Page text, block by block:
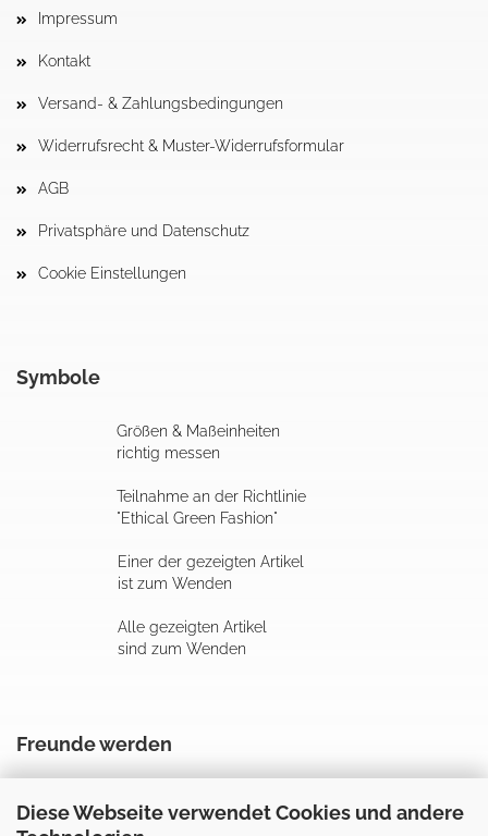
Diese Webseite verwendet Cookies und andere
Impressum
Kontakt
Versand- & Zahlungsbedingungen
Widerrufsrecht & Muster-Widerrufsformular
AGB
Privatsphäre und Datenschutz
Cookie Einstellungen
Symbole
Größen & Maßeinheiten
richtig messen
Teilnahme an der Richtlinie
"Ethical Green Fashion"
Einer der gezeigten Artikel
ist zum Wenden
Alle gezeigten Artikel
sind zum Wenden
Freunde werden